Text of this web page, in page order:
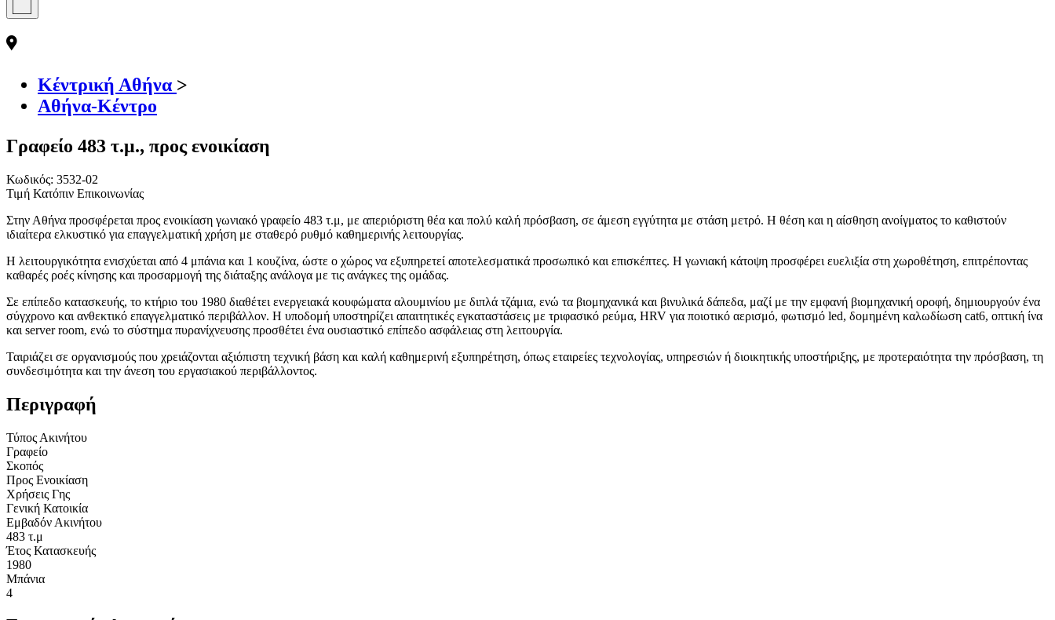
Κέντρική Αθήνα >
Αθήνα-Κέντρο
Γραφείο 483 τ.μ., προς ενοικίαση
Κωδικός: 3532-02
Τιμή Κατόπιν Επικοινωνίας
Στην Αθήνα προσφέρεται προς ενοικίαση γωνιακό γραφείο 483 τ.μ, με απεριόριστη θέα και πολύ καλή πρόσβαση, σε άμεση εγγύτητα με στάση μετρό. Η θέση και η αίσθηση ανοίγματος το καθιστούν
ιδιαίτερα ελκυστικό για επαγγελματική χρήση με σταθερό ρυθμό καθημερινής λειτουργίας.
Η λειτουργικότητα ενισχύεται από 4 μπάνια και 1 κουζίνα, ώστε ο χώρος να εξυπηρετεί αποτελεσματικά προσωπικό και επισκέπτες. Η γωνιακή κάτοψη προσφέρει ευελιξία στη χωροθέτηση, επιτρέποντας
καθαρές ροές κίνησης και προσαρμογή της διάταξης ανάλογα με τις ανάγκες της ομάδας.
Σε επίπεδο κατασκευής, το κτήριο του 1980 διαθέτει ενεργειακά κουφώματα αλουμινίου με διπλά τζάμια, ενώ τα βιομηχανικά και βινυλικά δάπεδα, μαζί με την εμφανή βιομηχανική οροφή, δημιουργούν ένα
σύγχρονο και ανθεκτικό επαγγελματικό περιβάλλον. Η υποδομή υποστηρίζει απαιτητικές εγκαταστάσεις με τριφασικό ρεύμα, HRV για ποιοτικό αερισμό, φωτισμό led, δομημένη καλωδίωση cat6, οπτική ίνα
και server room, ενώ το σύστημα πυρανίχνευσης προσθέτει ένα ουσιαστικό επίπεδο ασφάλειας στη λειτουργία.
Ταιριάζει σε οργανισμούς που χρειάζονται αξιόπιστη τεχνική βάση και καλή καθημερινή εξυπηρέτηση, όπως εταιρείες τεχνολογίας, υπηρεσιών ή διοικητικής υποστήριξης, με προτεραιότητα την πρόσβαση, τη
συνδεσιμότητα και την άνεση του εργασιακού περιβάλλοντος.
Περιγραφή
Τύπος Ακινήτου
Γραφείο
Σκοπός
Προς Ενοικίαση
Χρήσεις Γης
Γενική Κατοικία
Εμβαδόν Ακινήτου
483 τ.μ
Έτος Κατασκευής
1980
Μπάνια
4